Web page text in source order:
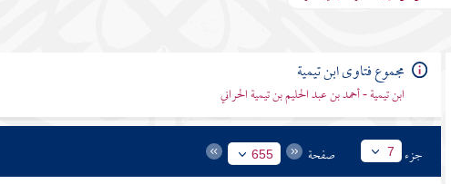
مجموع فتاوى ابن تيمية
ابن تيمية - أحمد بن عبد الحليم بن تيمية الحراني
جزء 7 صفحة 655